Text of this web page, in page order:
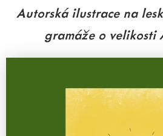
Autorská ilustrace na
gramáže o velikosti